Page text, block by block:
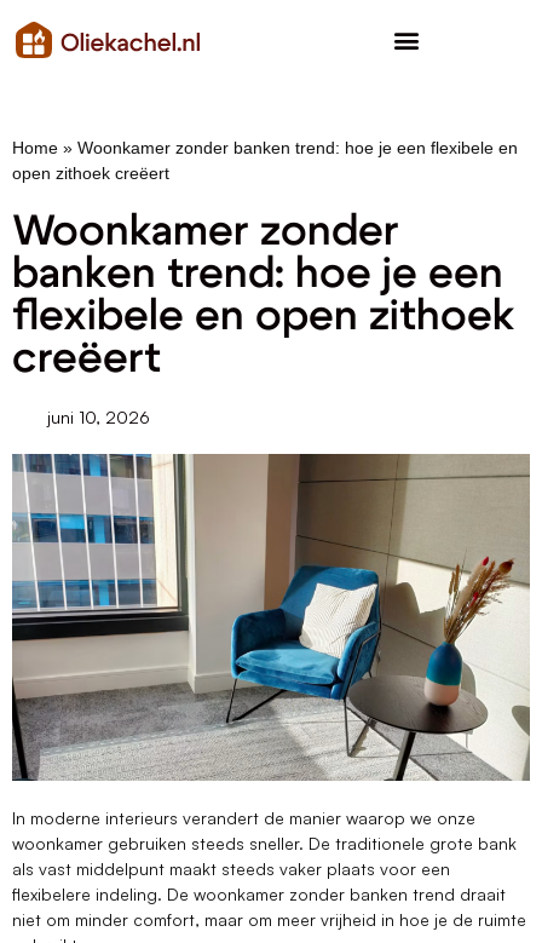
Home » Woonkamer zonder banken trend: hoe je een flexibele en
open zithoek creëert
Woonkamer zonder
banken trend: hoe je een
flexibele en open zithoek
creëert
juni 10, 2026
In moderne interieurs verandert de manier waarop we onze
woonkamer gebruiken steeds sneller. De traditionele grote bank
als vast middelpunt maakt steeds vaker plaats voor een
flexibelere indeling. De woonkamer zonder banken trend draait
niet om minder comfort, maar om meer vrijheid in hoe je de ruimte